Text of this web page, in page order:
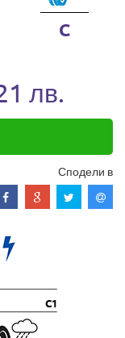
C
лв.
Сподели в
C1